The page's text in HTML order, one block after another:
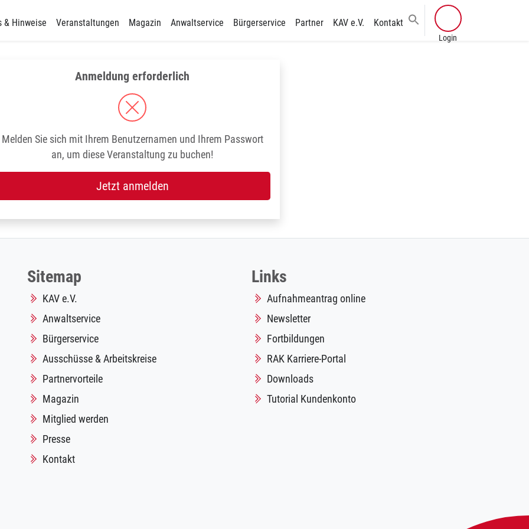
& Hinweise Veranstaltungen Magazin Anwaltservice Bürgerservice Partner KAV e.V. Kontakt
Anmeldung erforderlich
Melden Sie sich mit Ihrem Benutzernamen und Ihrem Passwort
an, um diese Veranstaltung zu buchen!
Jetzt anmelden
Sitemap
KAV e.V.
Anwaltservice
Bürgerservice
Ausschüsse & Arbeitskreise
Partnervorteile
Magazin
Mitglied werden
Presse
Kontakt
Links
Aufnahmeantrag online
Newsletter
Fortbildungen
RAK Karriere-Portal
Downloads
Tutorial Kundenkonto